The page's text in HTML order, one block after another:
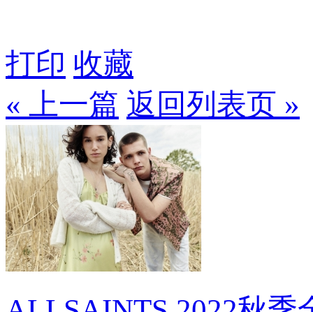
打印 收藏
« 上一篇 返回列表页 »